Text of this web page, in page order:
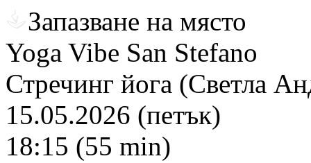
Запазване на място
Yoga Vibe San Stefano
Стречинг йога (Светла
15.05.2026 (петък)
18:15 (55 min)